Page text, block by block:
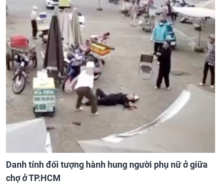
Danh tính đối tượng hành hung người phụ nữ ở giữa
chợ ở TP.HCM